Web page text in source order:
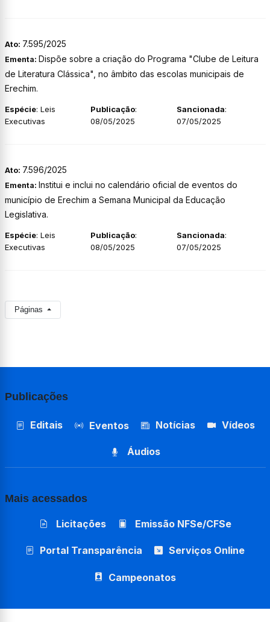
Ato: 7.595/2025
Ementa: Dispõe sobre a criação do Programa "Clube de Leitura
de Literatura Clássica", no âmbito das escolas municipais de
Erechim.
Espécie: Leis
Executivas
Publicação:
08/05/2025
Sancionada:
07/05/2025
Ato: 7.596/2025
Ementa: Institui e inclui no calendário oficial de eventos do
município de Erechim a Semana Municipal da Educação
Legislativa.
Espécie: Leis
Executivas
Publicação:
08/05/2025
Sancionada:
07/05/2025
Páginas
Publicações
Editais Eventos Notícias Vídeos
Áudios
Mais acessados
Licitações Emissão NFSe/CFSe
Portal Transparência Serviços Online
Campeonatos